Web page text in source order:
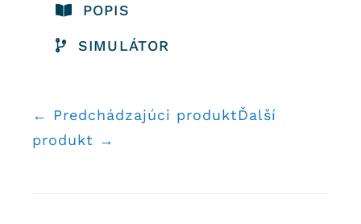
POPIS
SIMULÁTOR
← Predchádzajúci produktĎalší
produkt →